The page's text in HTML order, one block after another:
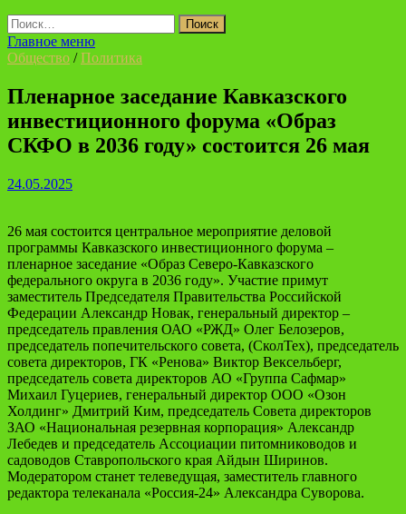
Найти:
Главное меню
Общество /Политика
Пленарное заседание Кавказского
инвестиционного форума «Образ
СКФО в 2036 году» состоится 26 мая
24.05.2025
26 мая состоится центральное мероприятие деловой
программы Кавказского инвестиционного форума –
пленарное заседание «Образ Северо-Кавказского
федерального округа в 2036 году». Участие примут
заместитель Председателя Правительства Российской
Федерации Александр Новак, генеральный директор –
председатель правления ОАО «РЖД» Олег Белозеров,
председатель попечительского совета, (СколТех), председатель
совета директоров, ГК «Ренова» Виктор Вексельберг,
председатель совета директоров АО «Группа Сафмар»
Михаил Гуцериев, генеральный директор ООО «Озон
Холдинг» Дмитрий Ким, председатель Совета директоров
ЗАО «Национальная резервная корпорация» Александр
Лебедев и председатель Ассоциации питомниководов и
садоводов Ставропольского края Айдын Ширинов.
Модератором станет телеведущая, заместитель главного
редактора телеканала «Россия-24» Александра Суворова.